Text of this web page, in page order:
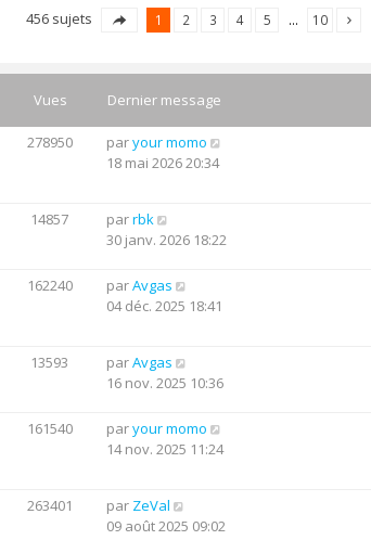
456 sujets 1 2 3 4 5 … 10
Vues Dernier message
278950 paryour momo
18 mai 2026 20:34
14857 parrbk
30 janv. 2026 18:22
162240 parAvgas
04 déc. 2025 18:41
13593 parAvgas
16 nov. 2025 10:36
161540 paryour momo
14 nov. 2025 11:24
263401 par ZeVal
09 août 2025 09:02